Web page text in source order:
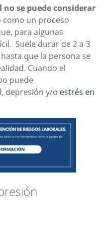
se puede considerar
como un proceso
para algunas
Suele durar de 2 a 3
que la persona se
Cuando el
puede
depresión y/o estrés en